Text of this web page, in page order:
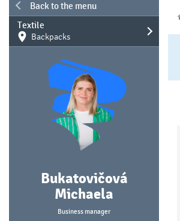
Back to the menu
Textile
Backpacks
Bukatovičová
Michaela
Business manager